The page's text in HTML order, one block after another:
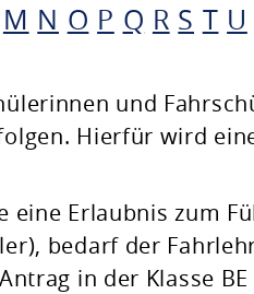
M N O P Q R S T U
und
Hierfür wird
eine Erlaubnis zum
bedarf der
in der Klasse